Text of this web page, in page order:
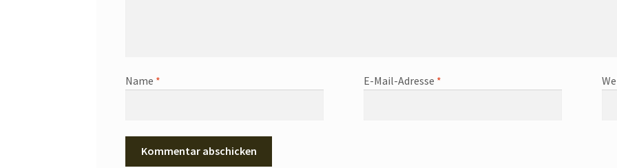
Name * E-Mail-Adresse *